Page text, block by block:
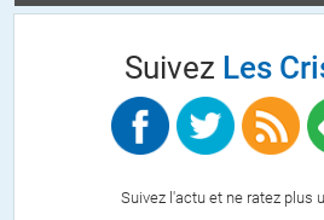
Airbus est un consortium de plusieurs
d’Europe, le CEE n’avait rien à y voir.
Concorde était issu d’un accord
Maintenant, ces fake news sont
européistes.. Vous savez la dernière
Suivez Les
Suivez l'actu et ne ratez plus